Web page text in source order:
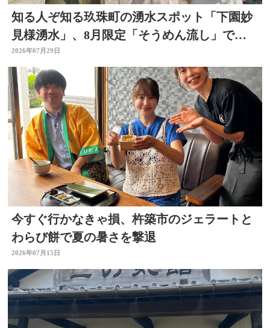
知る人ぞ知る玖珠町の湧水スポット「下園妙
見様湧水」、8月限定「そうめん流し」で涼
を求めて
2026年07月29日
今すぐ行かなきゃ損、杵築市のジェラートと
わらび餅で夏の暑さを撃退
2026年07月15日